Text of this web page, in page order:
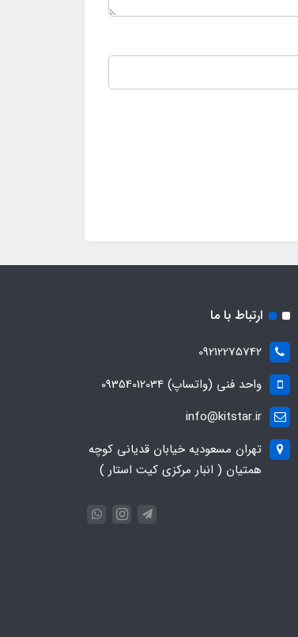
ارتباط با ما
09212275742
واحد فنی (واتساپ) 09354012034
info@kitstar.ir
تهران مسعودیه خیابان قدیانی کوچه
همتیان ( انبار مرکزی کیت استار )